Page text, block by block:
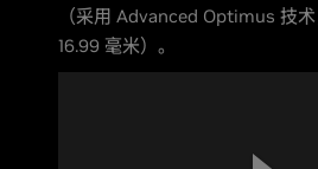
（采用 Advanced Optimus 技
16.99 毫米）。